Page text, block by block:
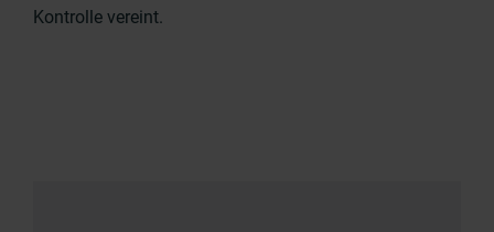
Kontrolle vereint.